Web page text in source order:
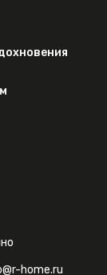
home.ru